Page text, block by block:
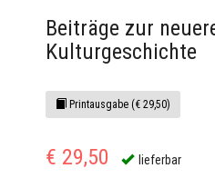
Beiträge zur
Kulturgeschichte
Printausgabe (€ 29,50)
€ 29,50 lieferbar